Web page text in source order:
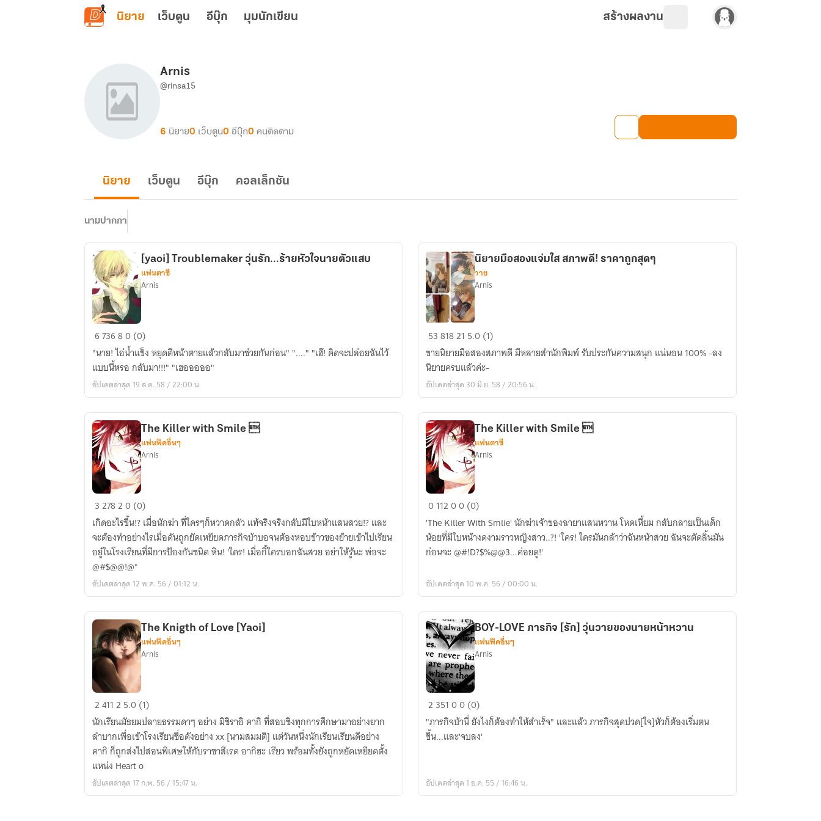
ข้ามไปยังเนื้อหาหลัก
นิยาย เว็บตูน อีบุ๊ก มุมนักเขียน สร้างผลงาน
Arnis
@rinsa15
6 นิยาย0 เว็บตูน0 อีบุ๊ก0 คนติดตาม
นิยาย เว็บตูน อีบุ๊ก คอลเล็กชัน
นามปากกา
[yaoi]
Troublemaker
วุ่น
รัก...ร้าย
หัวใจ
ตัว
แสบ
[yaoi] Troublemaker วุ่นรัก...ร้ายหัวใจนายตัวแสบ
แฟนตาซี
Arnis
673680 (0)
"นาย! ไอ่น้ำแข็ง หยุดตีหน้าตายแล้วกลับมาช่วยกันก่อน" "...." "เฮ๊! คิดจะปล่อยฉันไว้
แบบนี้หรอ กลับมา!!!" "เฮอออออ"
อัปเดตล่าสุด 19 ส.ค. 58 / 22:00 น.
นิยาย
สอง
แจ่มใส
สภาพ
ราคา
ถูก
สุดๆ
นิยายมือสองแจ่มใส สภาพดี! ราคาถูกสุดๆ
วาย
Arnis
5381821 5.0 (1)
ขายนิยายมือสองสภาพดี มีหลายสำนักพิมพ์ รับประกันความสนุก แน่นอน 100% -ลง
นิยายครบแล้วค่ะ-
อัปเดตล่าสุด 30 มิ.ย. 58 / 20:56 น.
The
Killer
with
Smile

The Killer with Smile 
แฟนฟิคอื่นๆ
Arnis
327820 (0)
เกิดอะไรขึ้น!? เมื่อนักฆ่า ที่ใครๆก็หวาดกลัว แท้จริงจริงกลับมีใบหน้าแสนสวย!? และ
จะต้องทำอย่างไรเมื่อดันถูกยัดเหยียดภารกิจบ้าบอจนต้องหอบข้าวของย้ายเข้าไปเรียน
อยู๋ในโรงเรียนที่มีการป้องกันชนิด หิน! 'ใคร! เมื่อกี้ใครบอกฉันสวย อย่าให้รู้นะ พ่อจะ
@#$@@!@*
อัปเดตล่าสุด 12 พ.ค. 56 / 01:12 น.
The
with
Smile

The Killer with Smile 
แฟนตาซี
Arnis
011200 (0)
'The Killer With Smlie' นักฆ่าเจ้าของฉายาแสนหวาน โหดเหี้ยม กลับกลายเป็นเด็ก
น้อยที่มีใบหน้างดงามราวหญิงสาว..?! 'ใคร! ใครมันกล้าว่าฉันหน้าสวย ฉันจะตัดลิ้นมัน
ก่อนจะ @#!D?$%@@3...ค่อยดู!'
อัปเดตล่าสุด 10 พ.ค. 56 / 00:00 น.
The
Knigth
of
Love
[Yaoi]
The Knigth of Love [Yaoi]
แฟนฟิคอื่นๆ
Arnis
24112 5.0 (1)
นักเรียนมัธยมปลายธรรมดาๆ อย่าง มิชิราอิ คากิ ที่สอบชิงทุกการศึกษามาอย่างยาก
ลำบากเพื่อเข้าโรงเรียนชื่อดังอย่าง xx [นามสมมติ] แต่วันหนึ่งนักเรียนเรียนดีอย่าง
คากิ ก็ถูกส่งไปสอนพิเศษให้กับราชาสีเรด อากิฮะ เรียว พร้อมทั้งยังถูกหยัดเหยียดตั้ง
แหน่ง Heart o
อัปเดตล่าสุด 17 ก.พ. 56 / 15:47 น.
BOY-
LOVE
ภารกิจ
[รัก]
นาย
BOY-LOVE ภารกิจ [รัก] วุ่นวายของนายหน้าหวาน
แฟนฟิคอื่นๆ
Arnis
2 35100 (0)
"ภารกิจบ้านี่ ยังไงก็ต้องทำให้สำเร็จ" และแล้ว ภารกิจสุดปวด[ใจ]หัวก็ต้องเริ่มตน
ขึ้น...และ'จบลง'
อัปเดตล่าสุด 1 ธ.ค. 55 / 16:46 น.